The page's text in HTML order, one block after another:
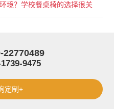
境？学校餐桌椅的选择很关
22770489
9475
定制+